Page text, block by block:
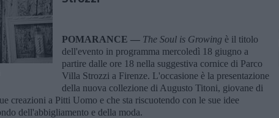
POMARANCE — The Soul is Growing è il titolo
dell'evento in programma mercoledì 18 giugno a
partire dalle ore 18 nella suggestiva cornice di Parco
Villa Strozzi a Firenze. L'occasione è la presentazione
della nuova collezione di Augusto Titoni, giovane di
creazioni a Pitti Uomo e che sta riscuotendo con le sue idee
dell'abbigliamento e della moda.